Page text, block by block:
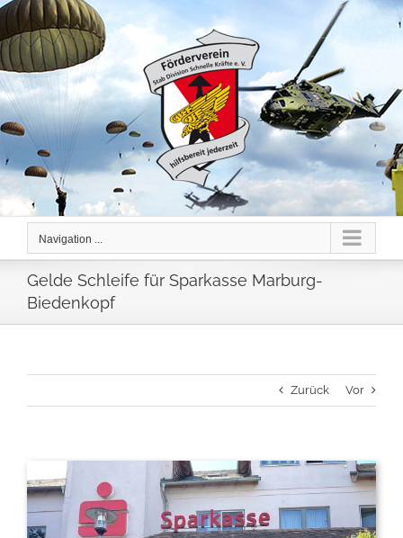
Skip
content
Navigation ...
Gelde Schleife für Sparkasse Marburg-
Biedenkopf
Zurück Vor
grösseres
Bild